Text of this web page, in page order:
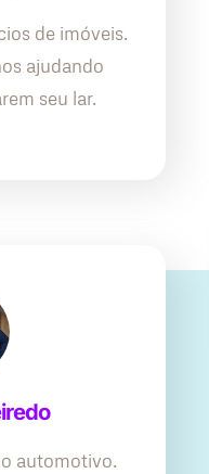
de imóveis.
ajudando
seu lar.
automotivo.